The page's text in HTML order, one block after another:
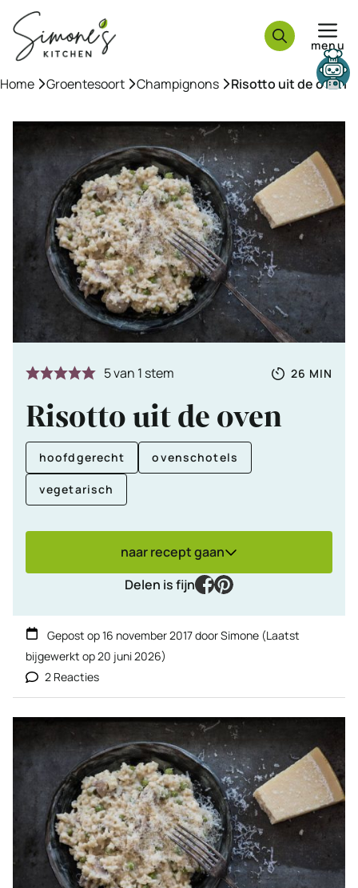
naar
inhoud
menu
Home »Groentesoort »Champignons »Risotto uit de oven
5van 1 stem
Totale
26 MIN
Risotto uit de oven
hoofdgerecht ovenschotels
vegetarisch
naar recept gaan
Delen is fijn
facebook
pinterest
Gepost op16 november 2017doorSimone (Laatst
bijgewerkt op20 juni 2026)
2 Reacties